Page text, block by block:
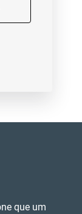
que um